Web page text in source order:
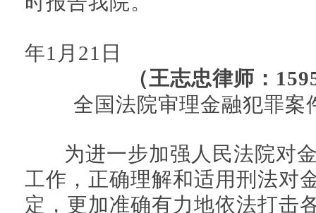
年1月21日
（王志忠律师：
全国法院审理金融犯罪案
为进一步加强人民法院对金
工作，正确理解和适用刑法对
定，更加准确有力地依法打击